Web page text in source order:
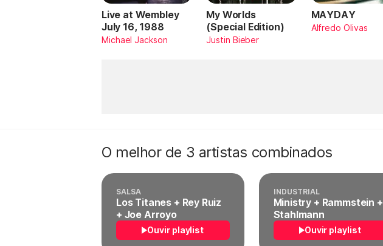
Live at Wembley
July 16, 1988
Michael Jackson
My Worlds
(Special Edition)
Justin Bieber
MAYDAY
Alfredo Olivas
O melhor de 3 artistas combinados
SALSA
Los Titanes + Rey Ruiz
+ Joe Arroyo
Ouvir playlist
INDUSTRIAL
Ministry + Rammstein +
Stahlmann
Ouvir playlist